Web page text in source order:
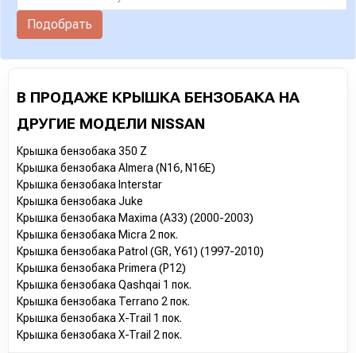
Подобрать
В ПРОДАЖЕ КРЫШКА БЕНЗОБАКА НА
ДРУГИЕ МОДЕЛИ NISSAN
Крышка бензобака 350 Z
Крышка бензобака Almera (N16, N16E)
Крышка бензобака Interstar
Крышка бензобака Juke
Крышка бензобака Maxima (A33) (2000-2003)
Крышка бензобака Micra 2 пок.
Крышка бензобака Patrol (GR, Y61) (1997-2010)
Крышка бензобака Primera (P12)
Крышка бензобака Qashqai 1 пок.
Крышка бензобака Terrano 2 пок.
Крышка бензобака X-Trail 1 пок.
Крышка бензобака X-Trail 2 пок.